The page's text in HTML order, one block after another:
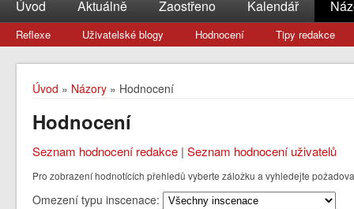
Úvod Aktuálně Zaostřeno Kalendář
Reflexe Uživatelské blogy Hodnocení Tipy redakce
Úvod » Názory » Hodnocení
Hodnocení
Seznam hodnocení redakce |Seznam hodnocení uživatelů
Pro zobrazení hodnotících přehledů vyberte záložku a vyhledejte
Omezení typu inscenace: